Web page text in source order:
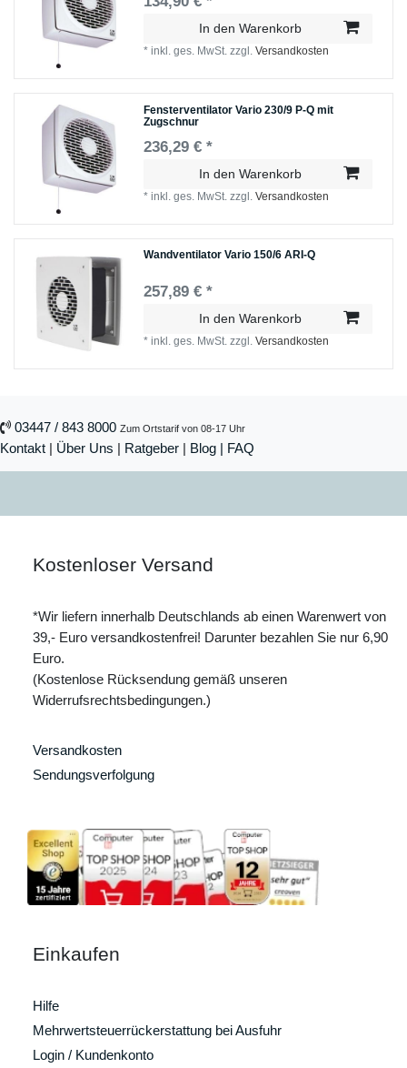
In den Warenkorb
*inkl. ges. MwSt. zzgl.Versandkosten
Fensterventilator Vario 230/9 P-Q mit
Zugschnur
236,29 € *
In den Warenkorb
*inkl. ges. MwSt. zzgl.Versandkosten
Wandventilator Vario 150/6 ARI-Q
257,89 € *
In den Warenkorb
*inkl. ges. MwSt. zzgl.Versandkosten
03447 / 843 8000 Zum Ortstarif von 08-17 Uhr
Kontakt | Über Uns | Ratgeber | Blog | FAQ
Kostenloser Versand
*Wir liefern innerhalb Deutschlands ab einen Warenwert von
39,- Euro versandkostenfrei! Darunter bezahlen Sie nur 6,90
Euro.
(Kostenlose Rücksendung gemäß unseren
Widerrufsrechtsbedingungen.)
Versandkosten
Sendungsverfolgung
Einkaufen
Hilfe
Mehrwertsteuerrückerstattung bei Ausfuhr
Login / Kundenkonto